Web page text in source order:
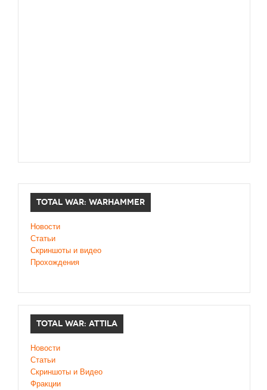
TOTAL WAR: WARHAMMER
Новости
Статьи
Скриншоты и видео
Прохождения
TOTAL WAR: ATTILA
Новости
Статьи
Скриншоты и Видео
Фракции